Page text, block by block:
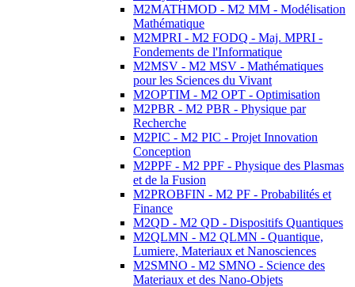
M2MATHMOD - M2 MM - Modélisation
Mathématique
M2MPRI - M2 FODQ - Maj. MPRI -
Fondements de l'Informatique
M2MSV - M2 MSV - Mathématiques
pour les Sciences du Vivant
M2OPTIM - M2 OPT - Optimisation
M2PBR - M2 PBR - Physique par
Recherche
M2PIC - M2 PIC - Projet Innovation
Conception
M2PPF - M2 PPF - Physique des Plasmas
et de la Fusion
M2PROBFIN - M2 PF - Probabilités et
Finance
M2QD - M2 QD - Dispositifs Quantiques
M2QLMN - M2 QLMN - Quantique,
Lumiere, Materiaux et Nanosciences
M2SMNO - M2 SMNO - Science des
Materiaux et des Nano-Objets